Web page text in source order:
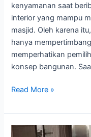
kenyamanan saat
interior yang mampu
masjid. Oleh karena
hanya
memperhatikan
konsep bangunan.
Read More »
Karpet